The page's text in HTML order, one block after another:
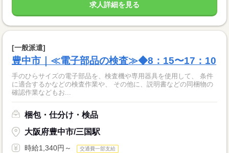
求人詳細を見る
[一般派遣]
豊中市｜≪電子部品の検査≫◆8：15〜17：10
手のひらサイズの電子部品を、検査機や専用器具を使用して、 条件
に適合するかなどの検査作業や、 その他に、説明書などの同梱物の
確認作業などもお...
梱包・仕分け・検品
大阪府豊中市/三国駅
時給1,340円～ 交通費一部支給